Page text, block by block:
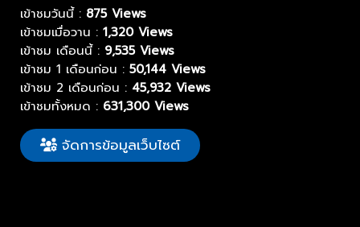
เข้าชมวันนี้ : 875 Views
เข้าชมเมื่อวาน : 1,320 Views
เข้าชม เดือนนี้ : 9,535 Views
เข้าชม 1 เดือนก่อน : 50,144 Views
เข้าชม 2 เดือนก่อน : 45,932 Views
เข้าชมทั้งหมด : 631,300 Views
จัดการข้อมูลเว็บไซต์